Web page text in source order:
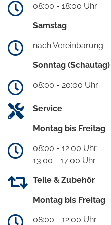
08:00 - 18:00 Uhr
Samstag
nach Vereinbarung
Sonntag (Schautag)
08:00 - 20:00 Uhr
Service
Montag bis Freitag
08:00 - 12:00 Uhr
13:00 - 17:00 Uhr
Teile & Zubehör
Montag bis Freitag
08:00 - 12:00 Uhr